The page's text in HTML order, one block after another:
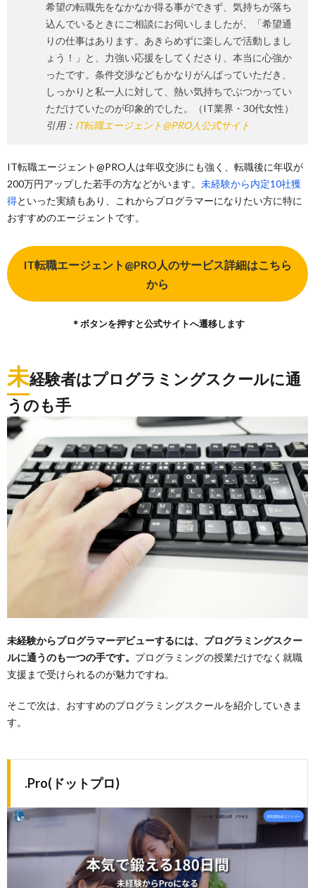
希望の転職先をなかなか得る事ができず、気持ちが落ち
込んでいるときにご相談にお伺いしましたが、「希望通
りの仕事はあります。あきらめずに楽しんで活動しまし
ょう！」と、力強い応援をしてくださり、本当に心強か
ったです。条件交渉などもかなりがんばっていただき、
しっかりと私一人に対して、熱い気持ちでぶつかってい
ただけていたのが印象的でした。（IT業界・30代女性）
引用： IT転職エージェント@PRO人公式サイト
IT転職エージェント@PRO人は年収交渉にも強く、転職後に年収が
200万円アップした若手の方などがいます。 未経験から内定10社獲
得といった実績もあり、これからプログラマーになりたい方に特に
おすすめのエージェントです。
IT転職エージェント@PRO人のサービス詳細はこちら
から
＊ボタンを押すと公式サイトへ遷移します
未経験者はプログラミングスクールに通
うのも手
未経験からプログラマーデビューするには、プログラミングスクー
ルに通うのも一つの手です。 プログラミングの授業だけでなく就職
支援まで受けられるのが魅力ですね。
そこで次は、おすすめのプログラミングスクールを紹介していきま
す。
.Pro(ドットプロ)